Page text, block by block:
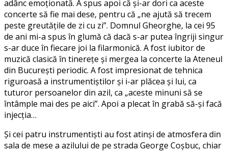
adânc emoționată. A spus apoi că și-ar dori ca aceste
concerte să fie mai dese, pentru că „ne ajută să trecem
peste greutățile de zi cu zi”. Domnul Gheorghe, la cei 95
de ani mi-a spus în glumă că dacă s-ar putea îngriji singur
s-ar duce în fiecare joi la filarmonică. A fost iubitor de
muzică clasică în tinerețe și mergea la concerte la Ateneul
din București periodic. A fost impresionat de tehnica
riguroasă a instrumentiștilor și i-ar plăcea și lui, ca
tuturor persoanelor din azil, ca „aceste minuni să se
întâmple mai des pe aici”. Apoi a plecat în grabă să-și facă
injecția…
Și cei patru instrumentiști au fost atinși de atmosfera din
sala de mese a azilului de pe strada George Coșbuc, chiar